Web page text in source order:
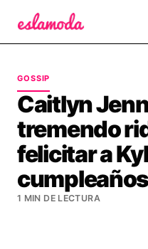
GOSSIP
Caitlyn
tremendo
felicitar a
cumpleaños
1 MIN DE LECTURA